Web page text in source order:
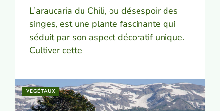
L’araucaria du Chili, ou désespoir des
singes, est une plante fascinante qui
séduit par son aspect décoratif unique.
Cultiver cette
VÉGÉTAUX